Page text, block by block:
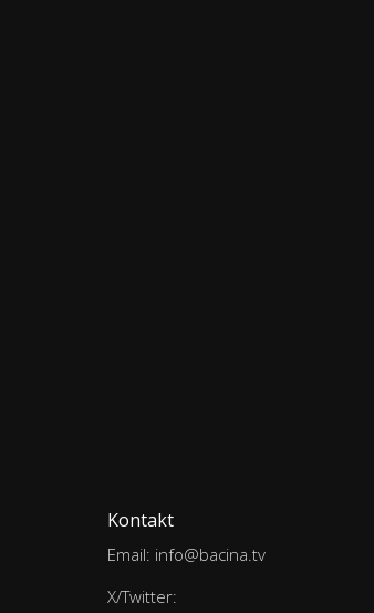
Kontakt
Email: info@bacina.tv
X/Twitter: